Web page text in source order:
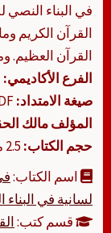
في البناء
القرآن الكريم
القرآن العظيم.
الفرع الأكاديمي:
صيغة الامتداد:
المؤلف مالك
حجم الكتاب:
اسم الكتاب:
لسانية في
قسم كتب: